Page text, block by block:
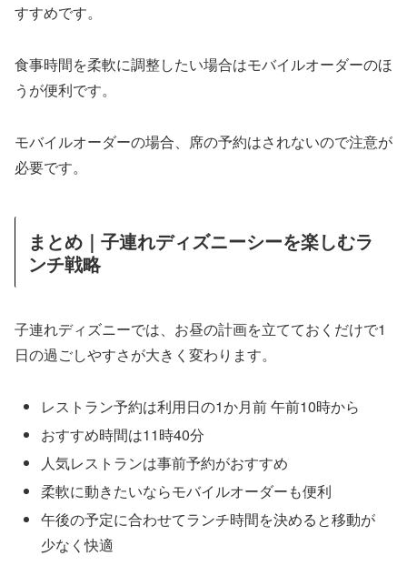
すすめです。
食事時間を柔軟に調整したい場合はモバイルオーダーのほ
うが便利です。
モバイルオーダーの場合、席の予約はされないので注意が
必要です。
まとめ｜子連れディズニーシーを楽しむラ
ンチ戦略
子連れディズニーでは、お昼の計画を立てておくだけで1
日の過ごしやすさが大きく変わります。
レストラン予約は利用日の1か月前 午前10時から
おすすめ時間は11時40分
人気レストランは事前予約がおすすめ
柔軟に動きたいならモバイルオーダーも便利
午後の予定に合わせてランチ時間を決めると移動が
少なく快適